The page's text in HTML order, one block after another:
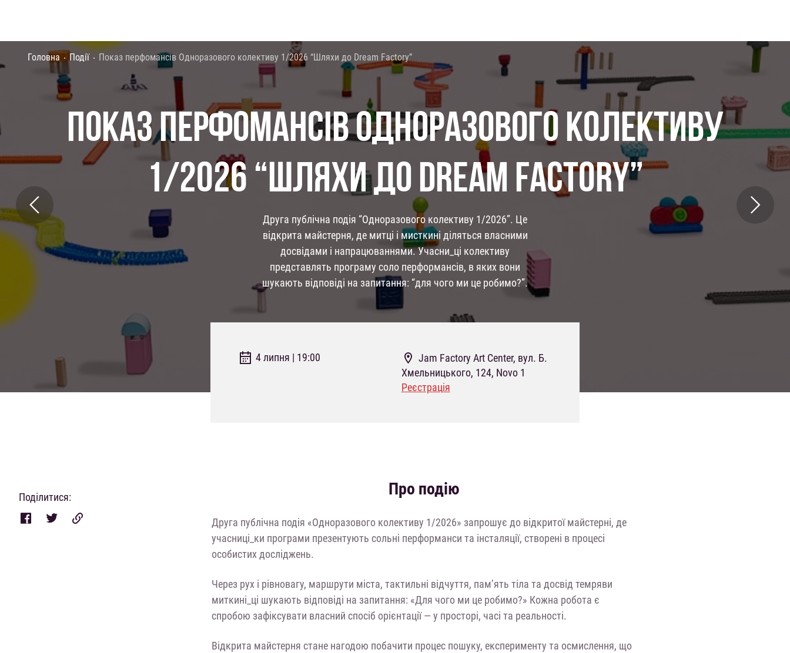
Головна Події Показ перфомансів Одноразового колективу 1/2026 “Шляхи до Dream Factory”
ПОКАЗ ПЕРФОМАНСІВ ОДНОРАЗОВОГО КОЛЕКТИВУ
1/2026 “ШЛЯХИ ДО DREAM FACTORY”
Друга публічна подія “Одноразового колективу 1/2026”. Це
відкрита майстерня, де митці і мисткині діляться власними
досвідами і напрацюваннями.Учасни_ці колективу
представлять програму соло перформансів, в яких вони
шукають відповіді на запитання: “для чого ми це робимо?”.
4 липня | 19:00
Jam Factory Art Center, вул. Б.
Хмельницького, 124, Novo 1
Реєстрація
Поділитися: Про подію
Друга публічна подія «Одноразового колективу 1/2026» запрошує до відкритої майстерні, де
учасниці_ки програми презентують сольні перформанси та інсталяції, створені в процесі
особистих досліджень.
Через рух і рівновагу, маршрути міста, тактильні відчуття, пам’ять тіла та досвід темряви
миткині_ці шукають відповіді на запитання: «Для чого ми це робимо?» Кожна робота є
спробою зафіксувати власний спосіб орієнтації — у просторі, часі та реальності.
Відкрита майстерня стане нагодою побачити процес пошуку, експерименту та осмислення, що